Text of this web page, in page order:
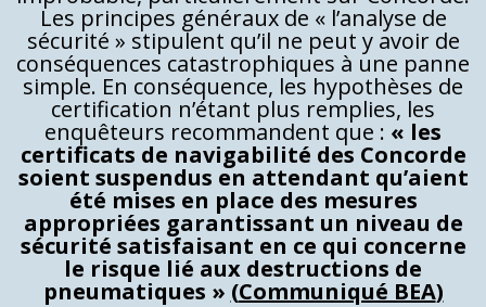
Les principes généraux de « l’analyse de
sécurité » stipulent qu’il ne peut y avoir de
conséquences catastrophiques à une panne
simple. En conséquence, les hypothèses de
certification n’étant plus remplies, les
enquêteurs recommandent que : « les
certificats de navigabilité des Concorde
soient suspendus en attendant qu’aient
été mises en place des mesures
appropriées garantissant un niveau de
sécurité satisfaisant en ce qui concerne
le risque lié aux destructions de
pneumatiques » (Communiqué BEA)